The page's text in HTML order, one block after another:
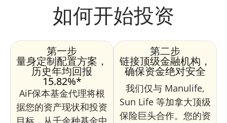
如何开始投资
第一步
量身定制配置方案，
历史年均回报
15.82%*
AiF保本基金代理将根
据您的资产现状和投资
目标，从千余种基金中
第二步
链接顶级金融机构，
确保资金绝对安全
我们仅与 Manulife,
Sun Life 等加拿大顶级
保险巨头合作。您的资